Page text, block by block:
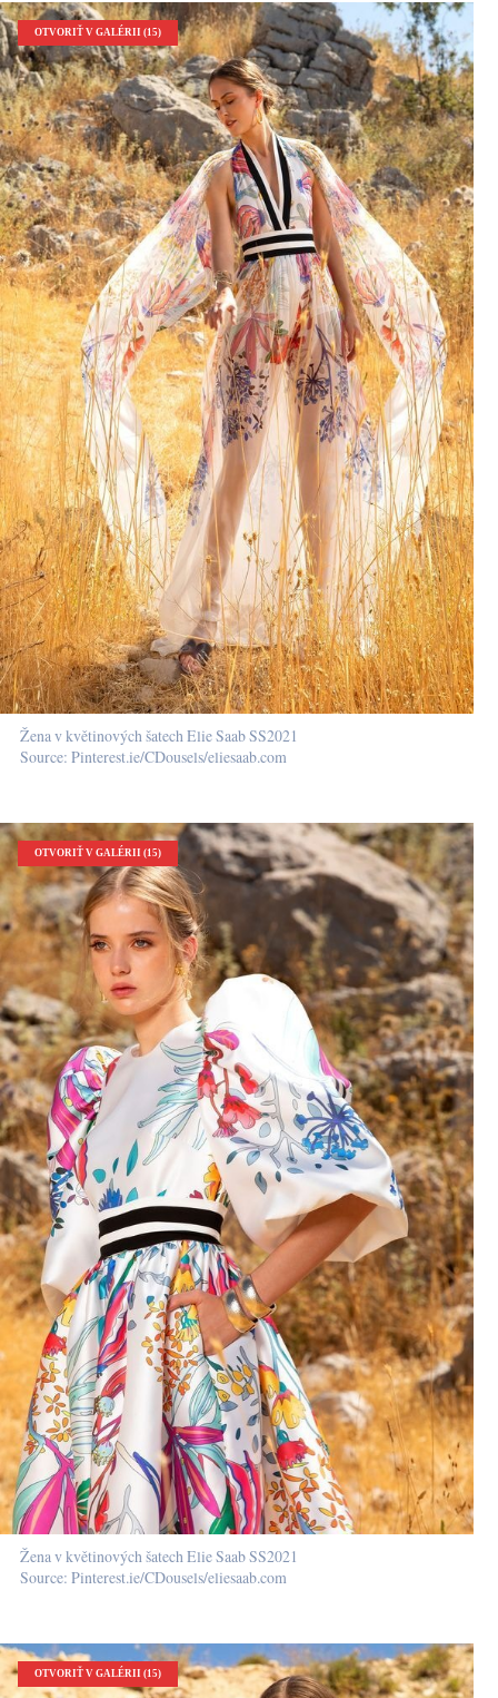
OTVORIŤ V GALÉRII (15)
Žena v květinových šatech Elie Saab SS2021
Source: Pinterest.ie/CDousels/eliesaab.com
OTVORIŤ V GALÉRII (15)
Žena v květinových šatech Elie Saab SS2021
Source: Pinterest.ie/CDousels/eliesaab.com
OTVORIŤ V GALÉRII (15)